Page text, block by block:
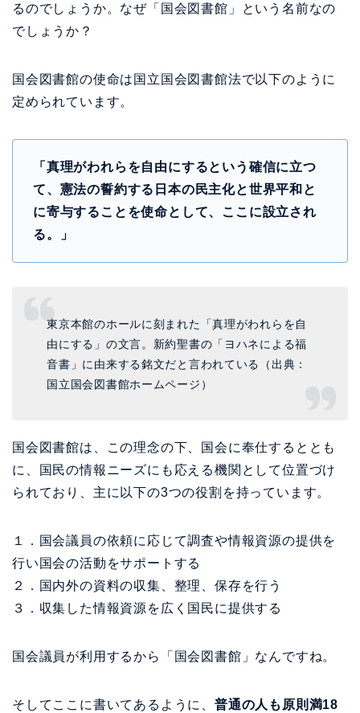
るのでしょうか。なぜ「国会図書館」という名前なの
でしょうか？
国会図書館の使命は国立国会図書館法で以下のように
定められています。
「真理がわれらを自由にするという確信に立つ
て、憲法の誓約する日本の民主化と世界平和と
に寄与することを使命として、ここに設立され
る。」
東京本館のホールに刻まれた「真理がわれらを自
由にする」の文言。新約聖書の「ヨハネによる福
音書」に由来する銘文だと言われている（出典：
国立国会図書館ホームページ）
国会図書館は、この理念の下、国会に奉仕するととも
に、国民の情報ニーズにも応える機関として位置づけ
られており、主に以下の3つの役割を持っています。
１．国会議員の依頼に応じて調査や情報資源の提供を
行い国会の活動をサポートする
２．国内外の資料の収集、整理、保存を行う
３．収集した情報資源を広く国民に提供する
国会議員が利用するから「国会図書館」なんですね。
そしてここに書いてあるように、 普通の人も原則満18